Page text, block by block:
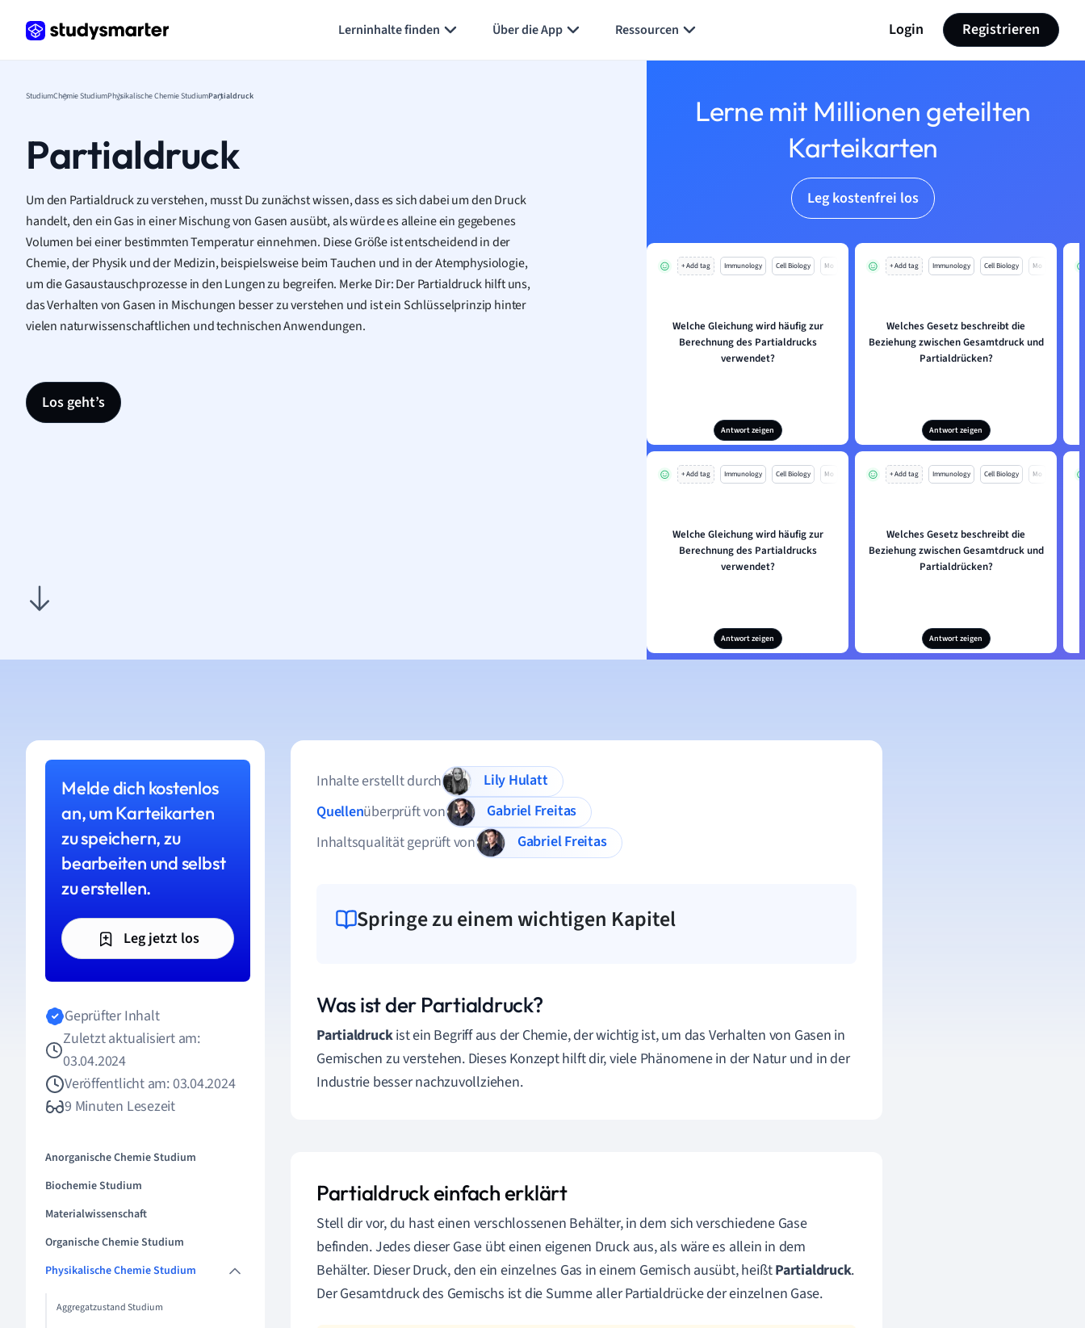
Lerninhalte finden Über die App Ressourcen Login Registrieren
StudiumChemie StudiumPhysikalische Chemie StudiumPartialdruck
Partialdruck
Um den Partialdruck zu verstehen, musst Du zunächst wissen, dass es sich dabei um den Druck
handelt, den ein Gas in einer Mischung von Gasen ausübt, als würde es alleine ein gegebenes
Volumen bei einer bestimmten Temperatur einnehmen. Diese Größe ist entscheidend in der
Chemie, der Physik und der Medizin, beispielsweise beim Tauchen und in der Atemphysiologie,
um die Gasaustauschprozesse in den Lungen zu begreifen. Merke Dir: Der Partialdruck hilft uns,
das Verhalten von Gasen in Mischungen besser zu verstehen und ist ein Schlüsselprinzip hinter
vielen naturwissenschaftlichen und technischen Anwendungen.
Los geht’s
Lerne mit Millionen geteilten
Karteikarten
Leg kostenfrei los
+ Add tag Immunology Cell Biology Mo
Welche Gleichung wird häufig zur
Berechnung des Partialdrucks
verwendet?
Antwort zeigen
+ Add tag Immunology Cell Biology Mo
Welches Gesetz beschreibt die
Beziehung zwischen Gesamtdruck und
Partialdrücken?
Antwort zeigen
+ Add tag Immunology Cell Biology Mo
Welche Gleichung wird häufig zur
Berechnung des Partialdrucks
verwendet?
Antwort zeigen
+ Add tag Immunology Cell Biology Mo
Welches Gesetz beschreibt die
Beziehung zwischen Gesamtdruck und
Partialdrücken?
Antwort zeigen
Melde dich kostenlos
an, um Karteikarten
zu speichern, zu
bearbeiten und selbst
zu erstellen.
Leg jetzt los
Geprüfter Inhalt
Zuletzt aktualisiert am:
03.04.2024
Veröffentlicht am: 03.04.2024
9 Minuten Lesezeit
Anorganische Chemie Studium
Biochemie Studium
Materialwissenschaft
Organische Chemie Studium
Physikalische Chemie Studium
Aggregatzustand Studium
Inhalte erstellt durch
Lily Hulatt
Quellenüberprüft von
Gabriel Freitas
Inhaltsqualität geprüft von
Gabriel Freitas
Springe zu einem wichtigen Kapitel
Was ist der Partialdruck?
Partialdruckist ein Begriff aus der Chemie, der wichtig ist, um das Verhalten von Gasen in
Gemischen zu verstehen. Dieses Konzept hilft dir, viele Phänomene in der Natur und in der
Industrie besser nachzuvollziehen.
Partialdruck einfach erklärt
Stell dir vor, du hast einen verschlossenen Behälter, in dem sich verschiedene Gase
befinden. Jedes dieser Gase übt einen eigenen Druck aus, als wäre es allein in dem
Behälter. Dieser Druck, den ein einzelnes Gas in einem Gemisch ausübt, heißtPartialdruck.
Der Gesamtdruck des Gemischs ist die Summe aller Partialdrücke der einzelnen Gase.